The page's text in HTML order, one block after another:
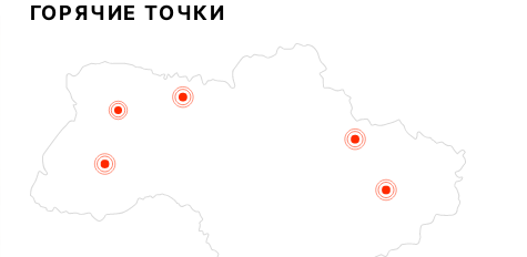
Корни́лия...
ГОРЯЧИЕ ТОЧКИ